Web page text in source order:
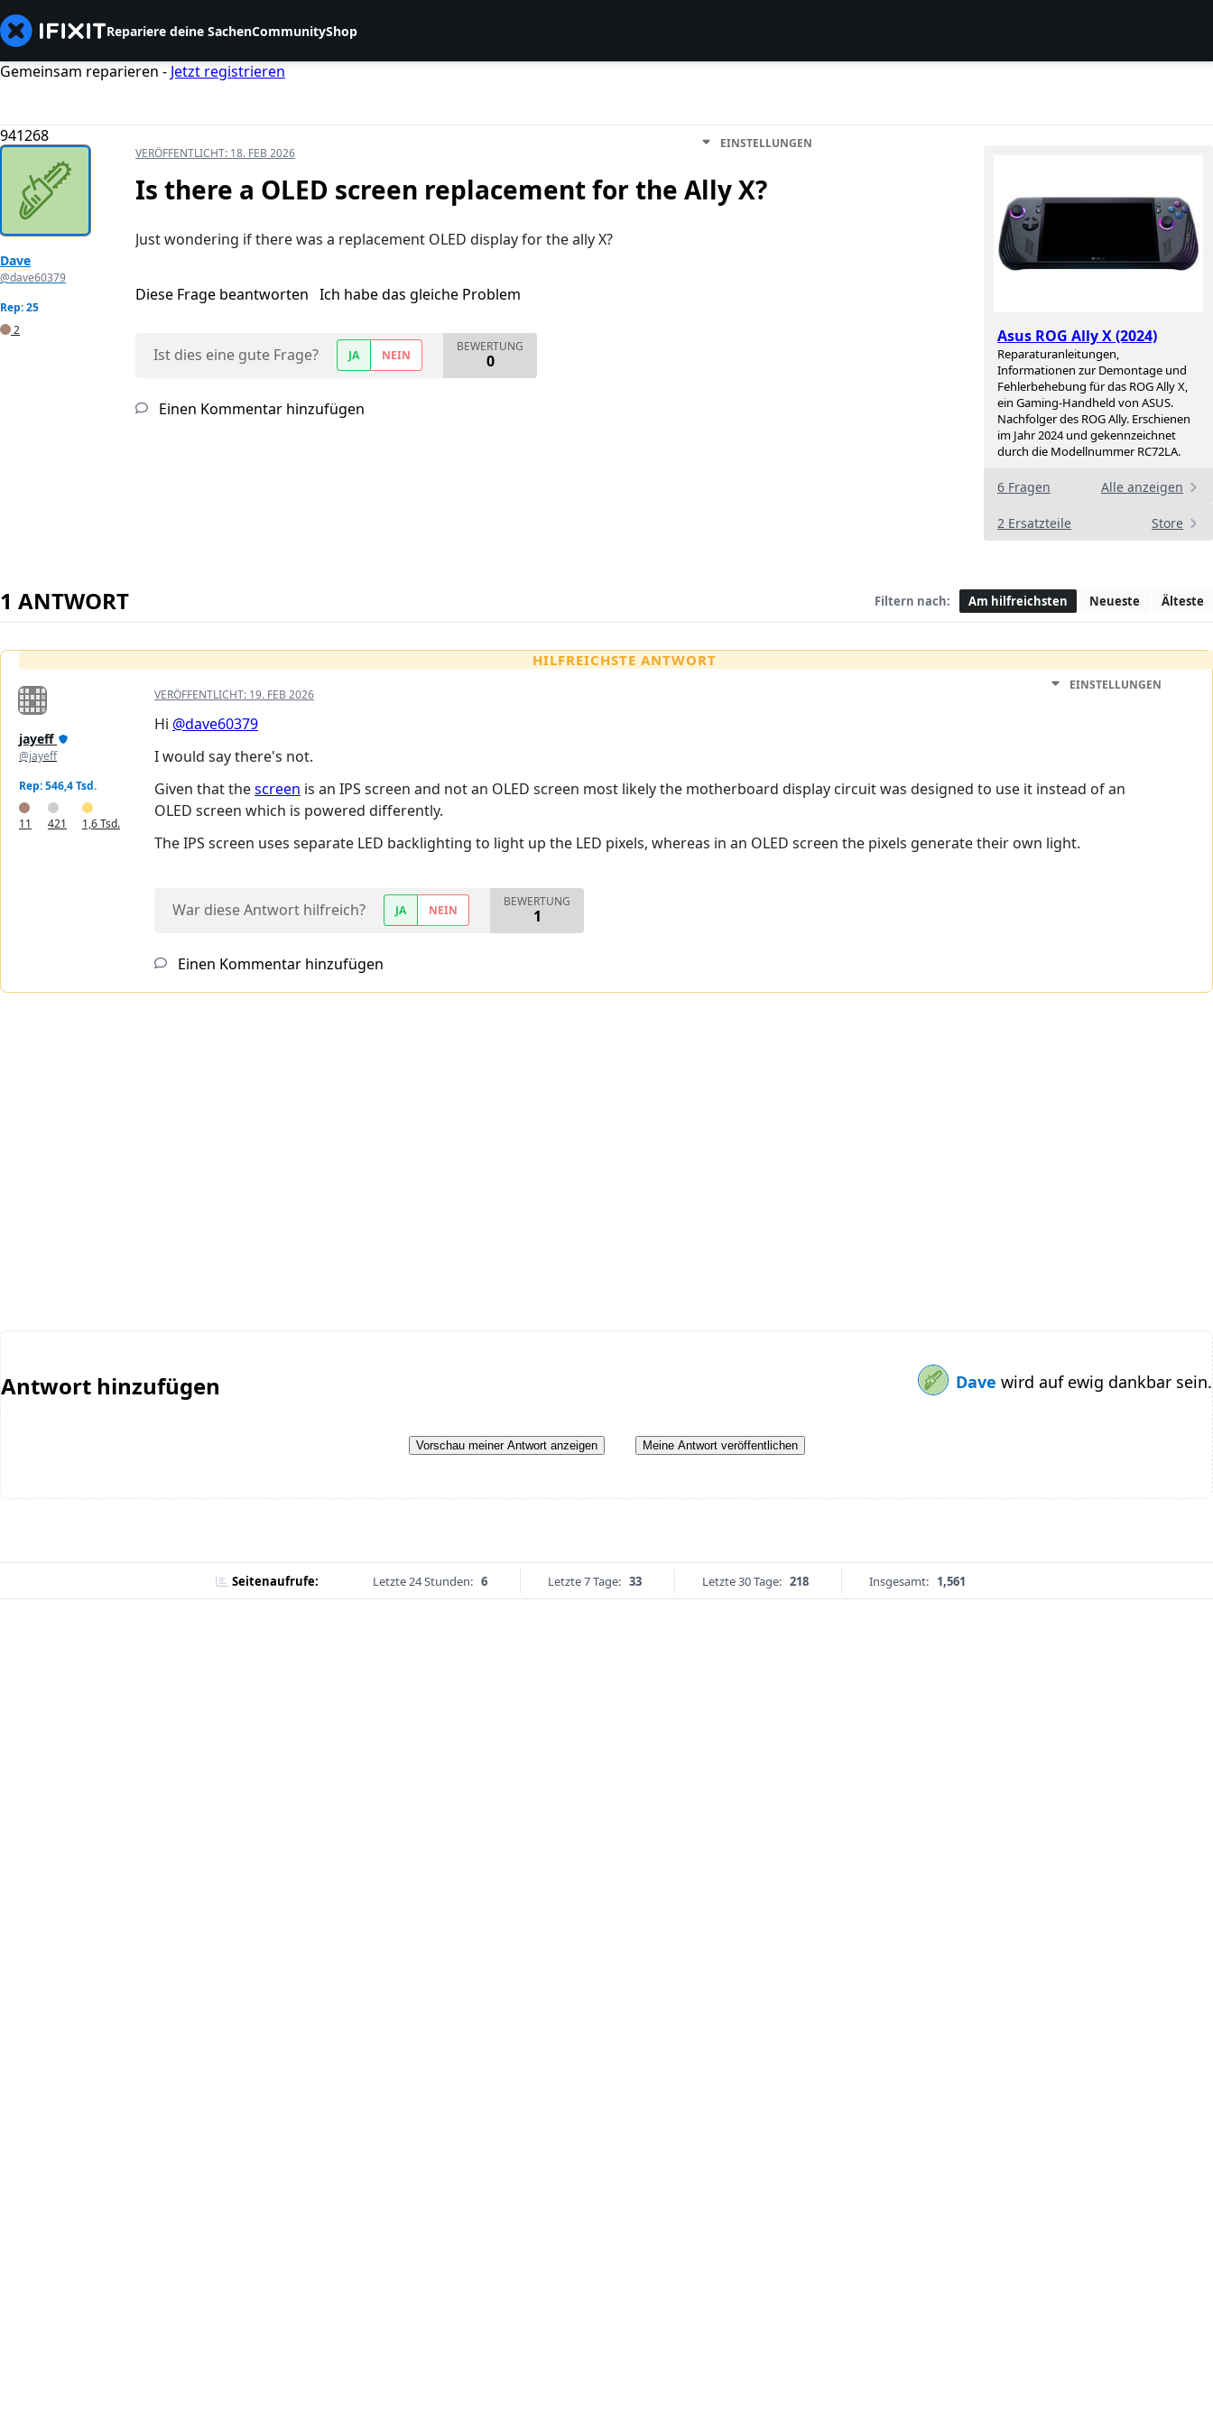
Repariere deine SachenCommunityShop
Gemeinsam reparieren - Jetzt registrieren
941268
Asus ROG Ally X (2024)
Reparaturanleitungen,
Informationen zur Demontage und
Fehlerbehebung für das ROG Ally X,
ein Gaming-Handheld von ASUS.
Nachfolger des ROG Ally. Erschienen
im Jahr 2024 und gekennzeichnet
durch die Modellnummer RC72LA.
6 Fragen Alle anzeigen
2 Ersatzteile Store
Dave
@dave60379
Rep: 25
2
VERÖFFENTLICHT: 18. FEB 2026
EINSTELLUNGEN
Is there a OLED screen replacement for the Ally X?
Just wondering if there was a replacement OLED display for the ally X?
Diese Frage beantworten Ich habe das gleiche Problem
Ist dies eine gute Frage? JA NEIN
BEWERTUNG
0
Einen Kommentar hinzufügen
1 ANTWORT Filtern nach: Am hilfreichsten Neueste Älteste
HILFREICHSTE ANTWORT
jayeff
@jayeff
Rep: 546,4 Tsd.
11 421 1,6 Tsd.
VERÖFFENTLICHT: 19. FEB 2026
EINSTELLUNGEN
Hi @dave60379
I would say there's not.
Given that thescreen is an IPS screen and not an OLED screen most likely the motherboard display circuit was designed to use it instead of an
OLED screen which is powered differently.
The IPS screen uses separate LED backlighting to light up the LED pixels, whereas in an OLED screen the pixels generate their own light.
War diese Antwort hilfreich? JA NEIN
BEWERTUNG
1
Einen Kommentar hinzufügen
Antwort hinzufügen Dave wird auf ewig dankbar sein.
Vorschau meiner Antwort anzeigen Meine Antwort veröffentlichen
Seitenaufrufe: Letzte 24 Stunden: 6 Letzte 7 Tage: 33 Letzte 30 Tage: 218 Insgesamt: 1,561